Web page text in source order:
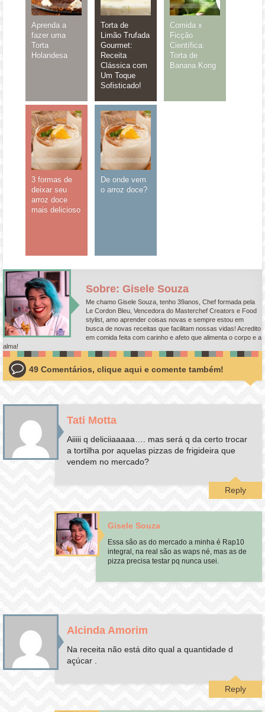
Aprenda a
fazer uma
Torta
Holandesa
Torta de
Limão Trufada
Gourmet:
Receita
Clássica com
Um Toque
Sofisticado!
Comida x
Ficção
Científica:
Torta de
Banana Kong
3 formas de
deixar seu
arroz doce
mais delicioso
De onde vem
o arroz doce?
Sobre: Gisele Souza
Me chamo Gisele Souza, tenho 39anos, Chef formada pela
Le Cordon Bleu, Vencedora do Masterchef Creators e Food
stylist, amo aprender coisas novas e sempre estou em
busca de novas receitas que facilitam nossas vidas! Acredito
em comida feita com carinho e afeto que alimenta o corpo e a
alma!
49 Comentários, clique aqui e comente também!
Tati Motta
Aiiiii q deliciiaaaaa…. mas será q da certo trocar
a tortilha por aquelas pizzas de frigideira que
vendem no mercado?
Reply
Gisele Souza
Essa são as do mercado a minha é Rap10
integral, na real são as waps né, mas as de
pizza precisa testar pq nunca usei.
Alcinda Amorim
Na receita não está dito qual a quantidade d
açúcar .
Reply